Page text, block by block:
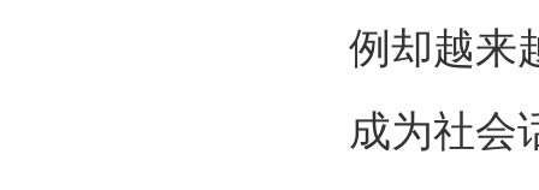
例却越来
成为社会